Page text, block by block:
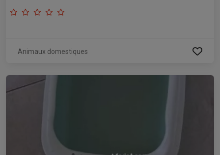
Animaux domestiques